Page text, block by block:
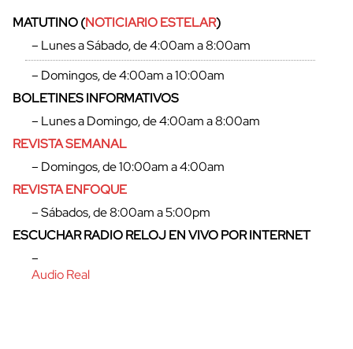
MATUTINO (NOTICIARIO ESTELAR)
– Lunes a Sábado, de 4:00am a 8:00am
– Domingos, de 4:00am a 10:00am
BOLETINES INFORMATIVOS
– Lunes a Domingo, de 4:00am a 8:00am
REVISTA SEMANAL
– Domingos, de 10:00am a 4:00am
REVISTA ENFOQUE
– Sábados, de 8:00am a 5:00pm
ESCUCHAR RADIO RELOJ EN VIVO POR INTERNET
–
Audio Real